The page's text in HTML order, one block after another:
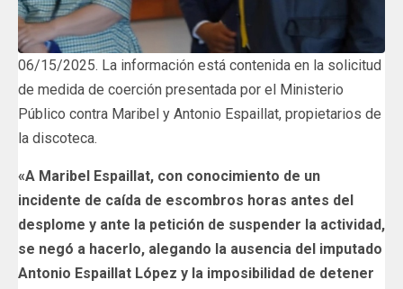
06/15/2025. La información está contenida en la solicitud
de medida de coerción presentada por el Ministerio
Público contra Maribel y Antonio Espaillat, propietarios de
la discoteca.
«A Maribel Espaillat, con conocimiento de un
incidente de caída de escombros horas antes del
desplome y ante la petición de suspender la actividad,
se negó a hacerlo, alegando la ausencia del imputado
Antonio Espaillat López y la imposibilidad de detener